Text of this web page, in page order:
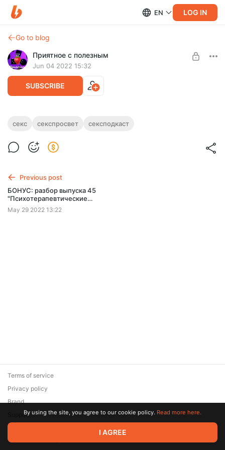
EN LOG IN
Go to blog
Приятное с полезным
Jun 04 2022 15:32
SUBSCRIBE
Выпуск 46. Вовремя уйти
Что случится, если то, чем ты горел, уже не впечатляет и не
будоражит? Неужто ничего нельзя сделать?
секс секспросвет сексподкаст
Previous post
БОНУС: разбор выпуска 45
"Психотерапевтические
истории"
May 29 2022 13:22
© 2026 Zaya Solutions Limited. All rights reserved. All trademarks
are the property of their respective owners.
Terms of service
Privacy policy
Brand
SupportBy using the site, you agree to our cookie policy. Read more here.
I AGREE